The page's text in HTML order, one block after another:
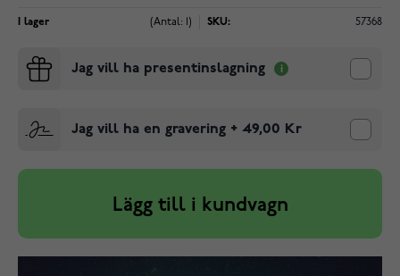
I lager (Antal: 1) SKU: 57368
Jag vill ha presentinslagning
Jag vill ha en gravering + 49,00 Kr
Lägg till i kundvagn